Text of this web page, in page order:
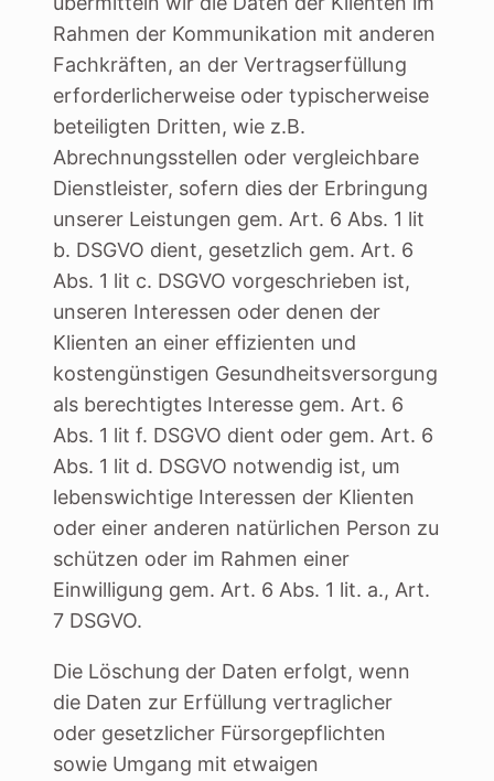
Rahmen der Kommunikation mit anderen
Fachkräften, an der Vertragserfüllung
erforderlicherweise oder typischerweise
beteiligten Dritten, wie z.B.
Abrechnungsstellen oder vergleichbare
Dienstleister, sofern dies der Erbringung
unserer Leistungen gem. Art. 6 Abs. 1 lit
b. DSGVO dient, gesetzlich gem. Art. 6
Abs. 1 lit c. DSGVO vorgeschrieben ist,
unseren Interessen oder denen der
Klienten an einer effizienten und
kostengünstigen Gesundheitsversorgung
als berechtigtes Interesse gem. Art. 6
Abs. 1 lit f. DSGVO dient oder gem. Art. 6
Abs. 1 lit d. DSGVO notwendig ist, um
lebenswichtige Interessen der Klienten
oder einer anderen natürlichen Person zu
schützen oder im Rahmen einer
Einwilligung gem. Art. 6 Abs. 1 lit. a., Art.
7 DSGVO.
Die Löschung der Daten erfolgt, wenn
die Daten zur Erfüllung vertraglicher
oder gesetzlicher Fürsorgepflichten
sowie Umgang mit etwaigen